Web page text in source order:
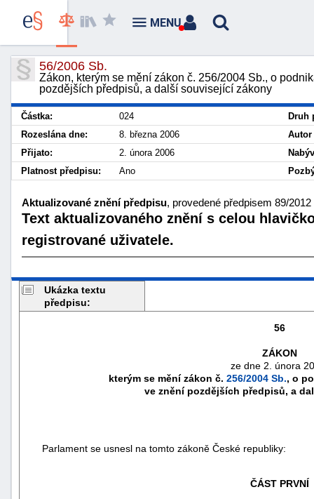
56/2006 Sb.
Zákon, kterým se mění zákon č. 256/2004 Sb., o
pozdějších předpisů, a další související zákony
Částka: 024
Druh
Rozeslána dne:
8. března 2006
Přijato:
2. února 2006
Platnost předpisu:
Ano
Aktualizované znění předpisu, provedené předpisem 89/
Text aktualizovaného znění s celou
registrované uživatele.
Ukázka textu
předpisu:
56
ZÁKON
ze dne 2. února
kterým se mění zákon č. 256/2004 Sb., o
ve znění pozdějších předpisů, a
Parlament se usnesl na tomto zákoně České republiky:
ČÁST PRVNÍ
MENU